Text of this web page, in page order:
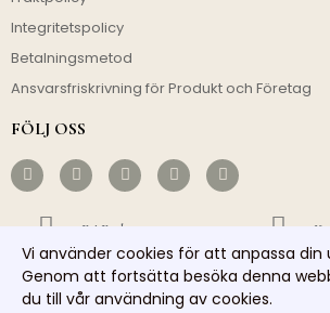
Integritetspolicy
Betalningsmetod
Ansvarsfriskrivning för Produkt och Företag
FÖLJ OSS
Fri Frakt
Snabb Avsändning
Vi använder cookies för att anpassa din
Genom att fortsätta besöka denna
du till vår användning av cookies.